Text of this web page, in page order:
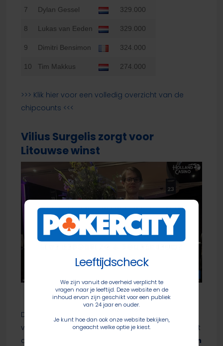
7 Dylan Gessel 329.000
8 Lukas van Eeden 329.000
9 Dimitri Bensimon 324.000
10 Tim Makkus 274.000
>>> Klik hier voor een volledig overzicht van de
chipcounts <<<
Vilius Surgelis zorgt voor
Litouwse winst
Vilius Surgelis | WSOP Circuit Amsterdam
De Litouwer
vrijdag de €250 Hyper Turbo Re-entry. Hij deed dat
door heads-up de scalp te nemen van
Cees-Jan
Leeftijdscheck
We zijn vanuit de overheid verplicht te
vragen naar je leeftijd. Deze website en de
inhoud ervan zijn geschikt voor een publiek
van 24 jaar en ouder.
Je kunt hoe dan ook onze website bekijken,
ongeacht welke optie je kiest.